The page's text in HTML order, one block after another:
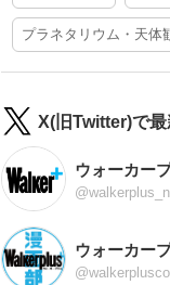
プラネタリウム・天体
X(旧Twitter)で
ウォーカー
ウォーカー